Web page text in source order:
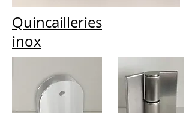
Quincailleries
inox